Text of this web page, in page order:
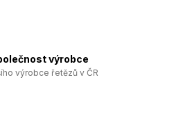
p
r
výrobce
výrobce řetězů v ČR